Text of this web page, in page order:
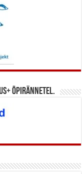
õpirännetel.